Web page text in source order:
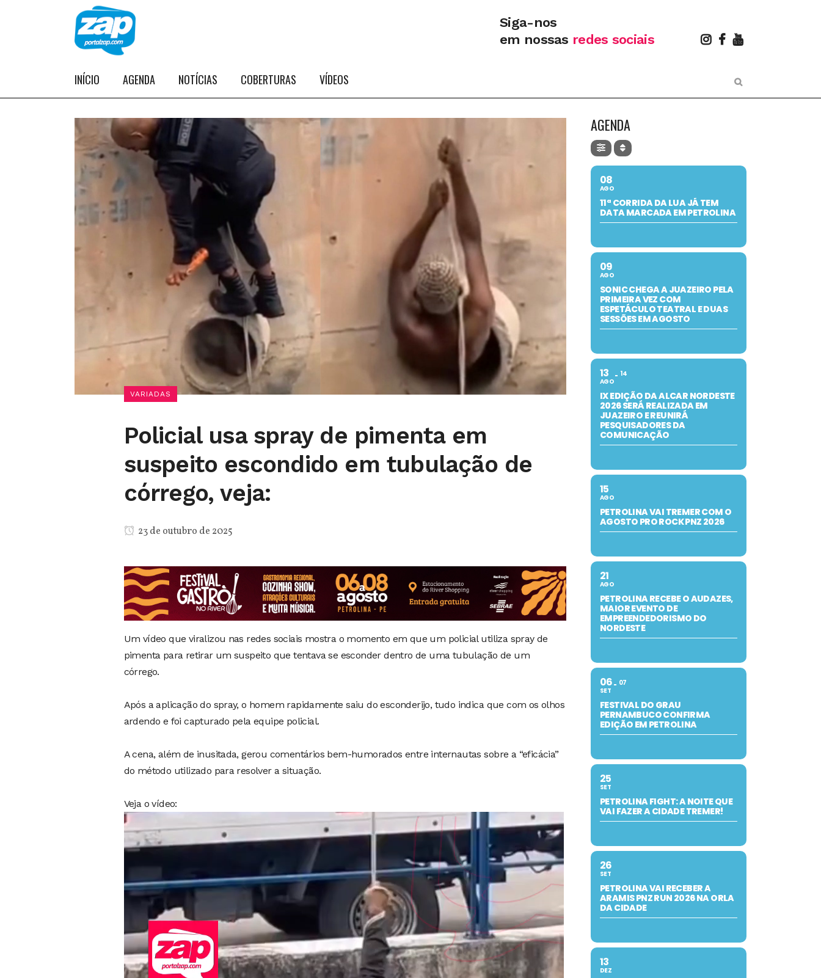
Siga-nos
em nossas redes sociais
INÍCIO AGENDA NOTÍCIAS COBERTURAS VÍDEOS
VARIADAS
Policial usa spray de pimenta em
suspeito escondido em tubulação de
córrego, veja:
23 de outubro de 2025
Um vídeo que viralizou nas redes sociais mostra o momento em que um policial utiliza spray de
pimenta para retirar um suspeito que tentava se esconder dentro de uma tubulação de um
córrego.
Após a aplicação do spray, o homem rapidamente saiu do esconderijo, tudo indica que com os olhos
ardendo e foi capturado pela equipe policial.
A cena, além de inusitada, gerou comentários bem-humorados entre internautas sobre a “eficácia”
do método utilizado para resolver a situação.
Veja o vídeo:
Tocador
de
vídeo
AGENDA
08
AGO
11ª CORRIDA DA LUA JÁ TEM
DATA MARCADA EM PETROLINA
09
AGO
SONIC CHEGA A JUAZEIRO PELA
PRIMEIRA VEZ COM
ESPETÁCULO TEATRAL E DUAS
SESSÕES EM AGOSTO
13
AGO
14
IX EDIÇÃO DA ALCAR NORDESTE
2026 SERÁ REALIZADA EM
JUAZEIRO E REUNIRÁ
PESQUISADORES DA
COMUNICAÇÃO
15
AGO
PETROLINA VAI TREMER COM O
AGOSTO PRO ROCK PNZ 2026
21
AGO
PETROLINA RECEBE O AUDAZES,
MAIOR EVENTO DE
EMPREENDEDORISMO DO
NORDESTE
06
SET
07
FESTIVAL DO GRAU
PERNAMBUCO CONFIRMA
EDIÇÃO EM PETROLINA
25
SET
PETROLINA FIGHT: A NOITE QUE
VAI FAZER A CIDADE TREMER!
26
SET
PETROLINA VAI RECEBER A
ARAMIS PNZ RUN 2026 NA ORLA
DA CIDADE
13
DEZ